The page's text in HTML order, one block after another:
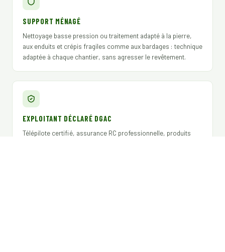
SUPPORT MÉNAGÉ
Nettoyage basse pression ou traitement adapté à la pierre,
aux enduits et crépis fragiles comme aux bardages : technique
adaptée à chaque chantier, sans agresser le revêtement.
EXPLOITANT DÉCLARÉ DGAC
Télépilote certifié, assurance RC professionnelle, produits